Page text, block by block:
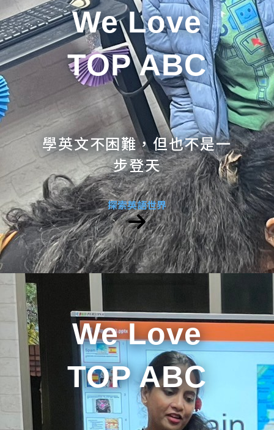
We Love
TOP ABC
學英文不困難，但也不是一
步登天
探索英語世界
We Love
TOP ABC